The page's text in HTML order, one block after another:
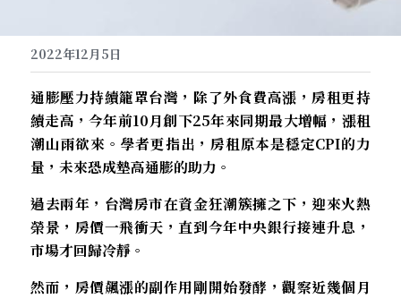
2022年12月5日
通膨壓力持續籠罩台灣，除了外食費高漲，房租更持
續走高，今年前10月創下25年來同期最大增幅，漲租
潮山雨欲來。學者更指出，房租原本是穩定CPI的力
量，未來恐成墊高通膨的助力。
過去兩年，台灣房市在資金狂潮簇擁之下，迎來火熱
榮景，房價一飛衝天，直到今年中央銀行接連升息，
市場才回歸冷靜。
然而，房價飆漲的副作用剛開始發酵，觀察近幾個月